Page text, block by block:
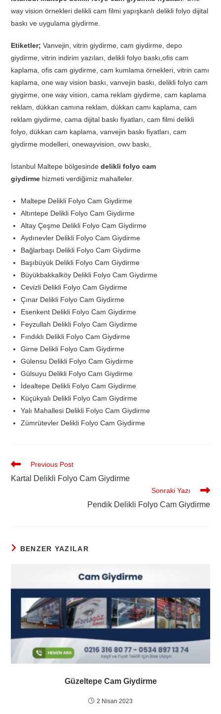
way vision örnekleri delikli cam filmi yapışkanlı delikli folyo dijital
baskı ve uygulama giydirme.
Etiketler; Vanvejin, vitrin giydirme, cam giydirme, depo
giydirme, vitrin indirim yazıları, delikli folyo baskı,ofis cam
kaplama, ofis cam giydirme, cam kumlama örnekleri, vitrin camı
kaplama, one way vision baskı, vanvejin baskı, delikli folyo cam
giygirme, one way vision, cama reklam giydirme, cam kaplama
reklam, dükkan camına reklam, dükkan camı kaplama, cam
reklam giydirme, cama dijital baskı fiyatları, cam filmi delikli
folyo, dükkan cam kaplama, vanvejin baskı fiyatları, cam
giydirme modelleri, onewayvision, owv baskı,
İstanbul Maltepe bölgesindedelikli folyo cam
giydirme hizmeti verdiğimiz mahalleler.
Maltepe Delikli Folyo Cam Giydirme
Altıntepe Delikli Folyo Cam Giydirme
Altay Çeşme Delikli Folyo Cam Giydirme
Aydınevler Delikli Folyo Cam Giydirme
Bağlarbaşı Delikli Folyo Cam Giydirme
Başıbüyük Delikli Folyo Cam Giydirme
Büyükbakkalköy Delikli Folyo Cam Giydirme
Cevizli Delikli Folyo Cam Giydirme
Çınar Delikli Folyo Cam Giydirme
Esenkent Delikli Folyo Cam Giydirme
Feyzullah Delikli Folyo Cam Giydirme
Fındıklı Delikli Folyo Cam Giydirme
Girne Delikli Folyo Cam Giydirme
Gülensu Delikli Folyo Cam Giydirme
Gülsuyu Delikli Folyo Cam Giydirme
İdealtepe Delikli Folyo Cam Giydirme
Küçükyalı Delikli Folyo Cam Giydirme
Yalı Mahallesi Delikli Folyo Cam Giydirme
Zümrütevler Delikli Folyo Cam Giydirme
Previous Post
Kartal Delikli Folyo Cam Giydirme
Sonraki Yazı
Pendik Delikli Folyo Cam Giydirme
BENZER YAZILAR
Güzeltepe Cam Giydirme
2 Nisan 2023